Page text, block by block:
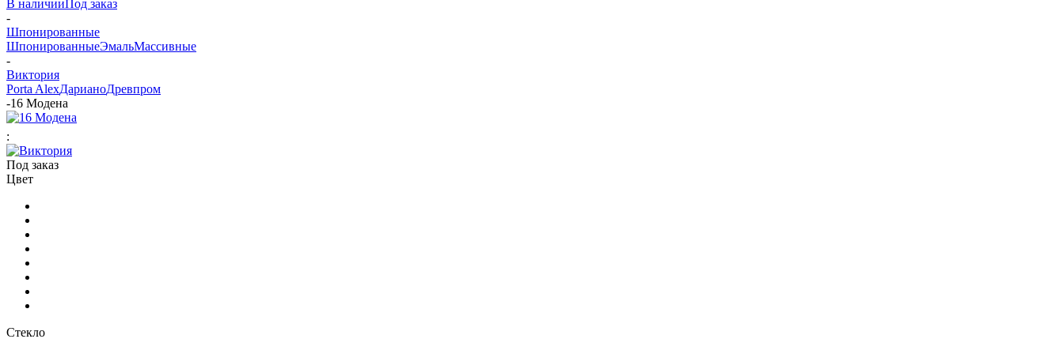
В наличииПод заказ
-
Шпонированные
ШпонированныеЭмальМассивные
-
Виктория
Porta AlexДарианоДревпром
-16 Модена
:
Под заказ
Цвет
Стекло